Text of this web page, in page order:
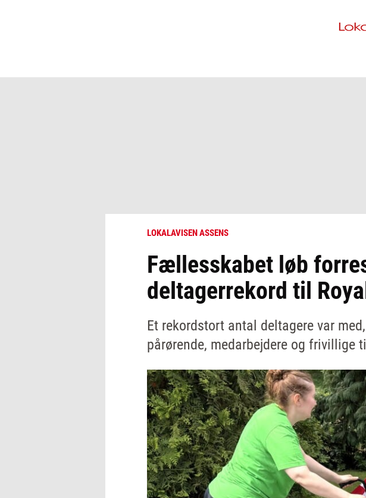
LOKALAVISEN ASSENS
Fællesskabet løb
deltagerrekord til
Et rekordstort antal deltagere var
pårørende, medarbejdere og